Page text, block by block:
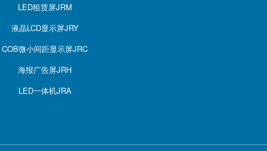
LED租赁屏JRM
液晶LCD显示屏JRY
COB微小间距显示屏JRC
海报广告屏JRH
LED一体机JRA